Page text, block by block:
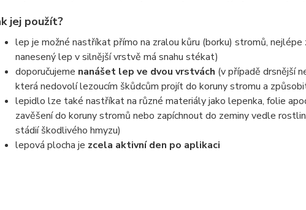
jej použít?
lep je možné nastříkat přímo na zralou kůru (borku) stromů,
nanesený lep v silnější vrstvě má snahu stékat)
doporučujeme nanášet lep ve dvou vrstvách (v případě drsnější
která nedovolí lezoucím škůdcům projít do koruny stromu a
lepidlo lze také nastříkat na různé materiály jako lepenka, folie
zavěšení do koruny stromů nebo zapíchnout do zeminy vedle
stádií škodlivého hmyzu)
lepová plocha je zcela aktivní den po aplikaci